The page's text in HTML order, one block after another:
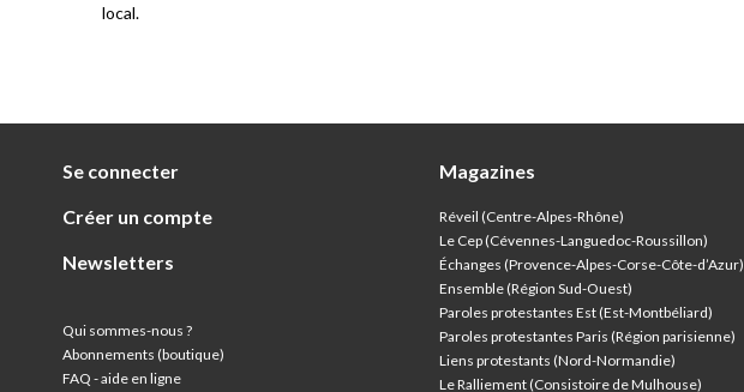
local.
Se connecter
Créer un compte
Newsletters
Qui sommes-nous ?
Abonnements (boutique)
FAQ - aide en ligne
Magazines
Réveil (Centre-Alpes-Rhône)
Le Cep (Cévennes-Languedoc-Roussillon)
Échanges (Provence-Alpes-Corse-Côte-d’Azur)
Ensemble (Région Sud-Ouest)
Paroles protestantes Est (Est-Montbéliard)
Paroles protestantes Paris (Région parisienne)
Liens protestants (Nord-Normandie)
Le Ralliement (Consistoire de Mulhouse)